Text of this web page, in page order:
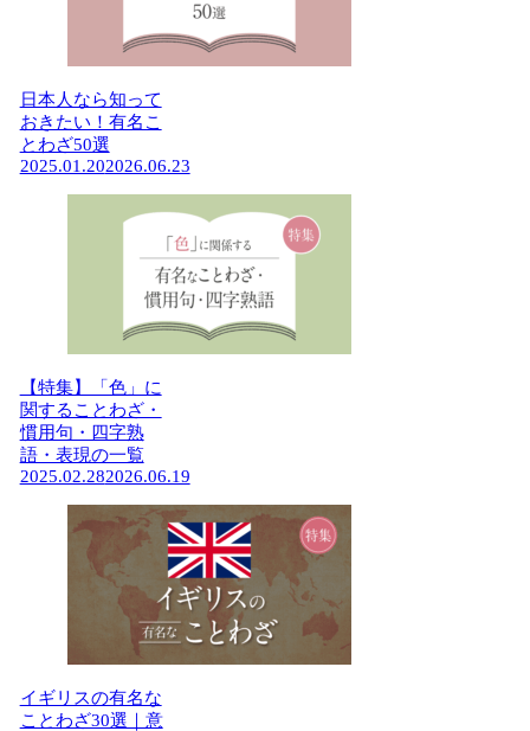
日本人なら知って
おきたい！有名こ
とわざ50選
2025.01.202026.06.23
【特集】「色」に
関することわざ・
慣用句・四字熟
語・表現の一覧
2025.02.282026.06.19
イギリスの有名な
ことわざ30選｜意